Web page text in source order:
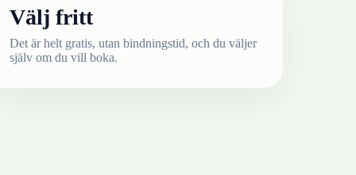
Välj fritt
Det är helt gratis, utan bindningstid, och du väljer
själv om du vill boka.